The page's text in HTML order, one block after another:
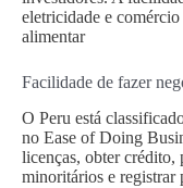
eletricidade e
alimentar
Facilidade de fazer
O Peru está
no Ease of Doing
licenças, obter crédito,
minoritários e registrar